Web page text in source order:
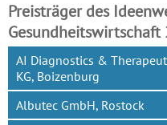
Preisträger des
Gesundheitswirtschaft
AI Diagnostics &
KG, Boizenburg
Albutec GmbH, Rostock